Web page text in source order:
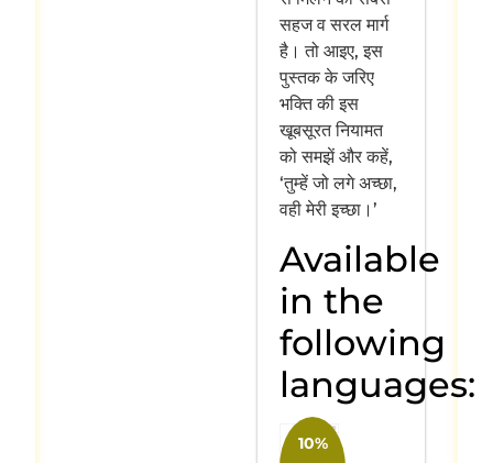
सहज व सरल मार्ग
है। तो आइए, इस
पुस्तक के जरिए
भक्ति की इस
खूबसूरत नियामत
को समझें और कहें,
‘तुम्हें जो लगे अच्छा,
वही मेरी इच्छा।’
Available
in the
following
languages:
10%